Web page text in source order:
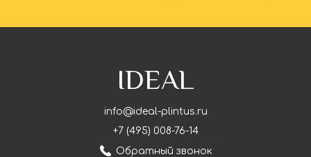
IDEAL
info@ideal-plintus.ru
+7 (495) 008-76-14
Обратный звонок